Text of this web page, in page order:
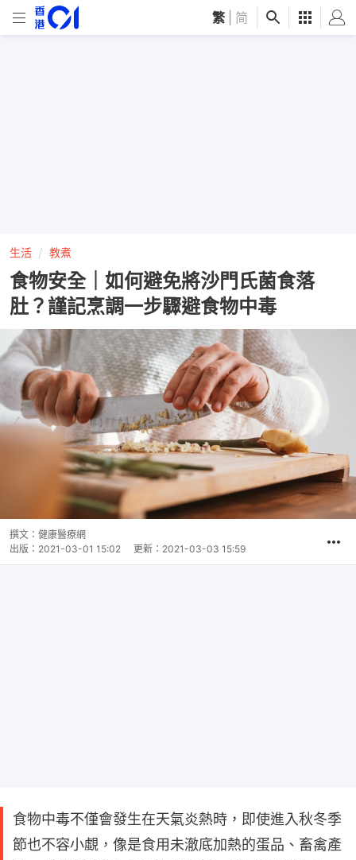
繁 简
生活 教煮
食物安全｜如何避免將沙門氏菌食落
肚？謹記烹調一步驟避食物中毒
撰文： 健康醫療網
出版： 2021-03-01 15:02 更新： 2021-03-03 15:59
食物中毒不僅會發生在天氣炎熱時，即使進入秋冬季
節也不容小覷，像是食用未澈底加熱的蛋品、畜禽產